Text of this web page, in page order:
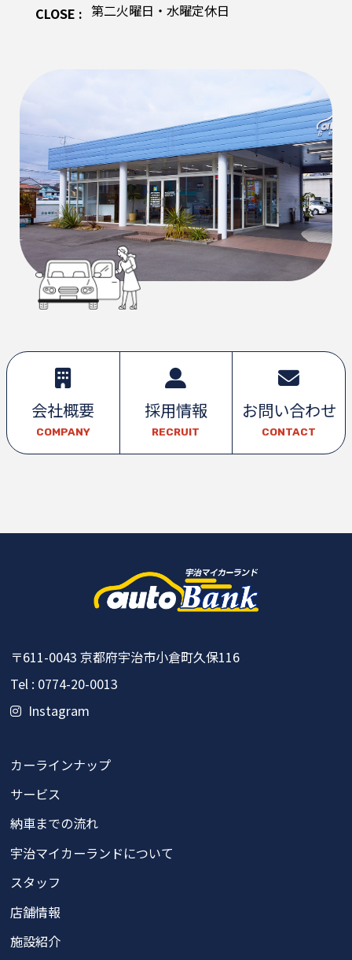
CLOSE : 第二火曜日・水曜定休日
会社概要
COMPANY
採用情報
RECRUIT
お問い合わせ
CONTACT
〒611-0043京都府宇治市小倉町久保116
Tel : 0774-20-0013
Instagram
カーラインナップ
サービス
納車までの流れ
宇治マイカーランドについて
スタッフ
店舗情報
施設紹介